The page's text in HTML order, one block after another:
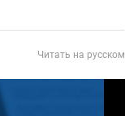
Читать на русском